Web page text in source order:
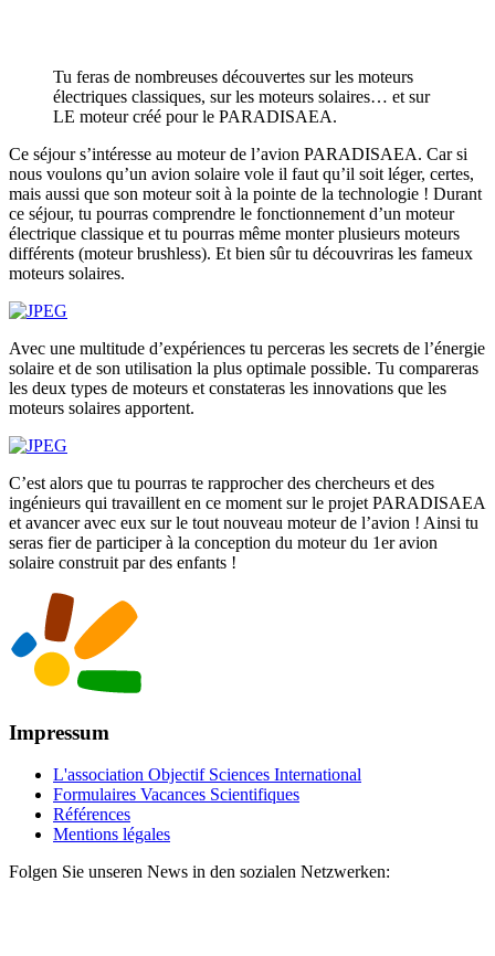
Tu feras de nombreuses découvertes sur les moteurs
électriques classiques, sur les moteurs solaires… et sur
LE moteur créé pour le PARADISAEA.
Ce séjour s’intéresse au moteur de l’avion PARADISAEA. Car si
nous voulons qu’un avion solaire vole il faut qu’il soit léger, certes,
mais aussi que son moteur soit à la pointe de la technologie ! Durant
ce séjour, tu pourras comprendre le fonctionnement d’un moteur
électrique classique et tu pourras même monter plusieurs moteurs
différents (moteur brushless). Et bien sûr tu découvriras les fameux
moteurs solaires.
Avec une multitude d’expériences tu perceras les secrets de l’énergie
solaire et de son utilisation la plus optimale possible. Tu compareras
les deux types de moteurs et constateras les innovations que les
moteurs solaires apportent.
C’est alors que tu pourras te rapprocher des chercheurs et des
ingénieurs qui travaillent en ce moment sur le projet PARADISAEA
et avancer avec eux sur le tout nouveau moteur de l’avion ! Ainsi tu
seras fier de participer à la conception du moteur du 1er avion
solaire construit par des enfants !
Impressum
L'association Objectif Sciences International
Formulaires Vacances Scientifiques
Références
Mentions légales
Folgen Sie unseren News in den sozialen Netzwerken: